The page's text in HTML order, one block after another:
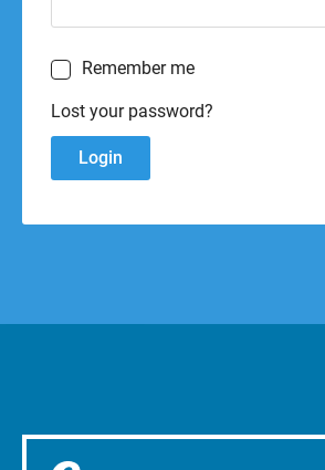
Remember me
Lost your password?